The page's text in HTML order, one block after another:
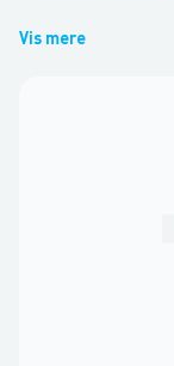
Vis mere